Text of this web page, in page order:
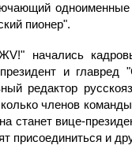
одноименные
пионер".
начались
и
редактор
членов
станет вице-
присоединиться и